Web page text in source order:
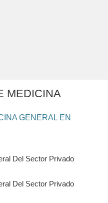
MEDICINA
GENERAL EN
Del Sector Privado
Del Sector Privado